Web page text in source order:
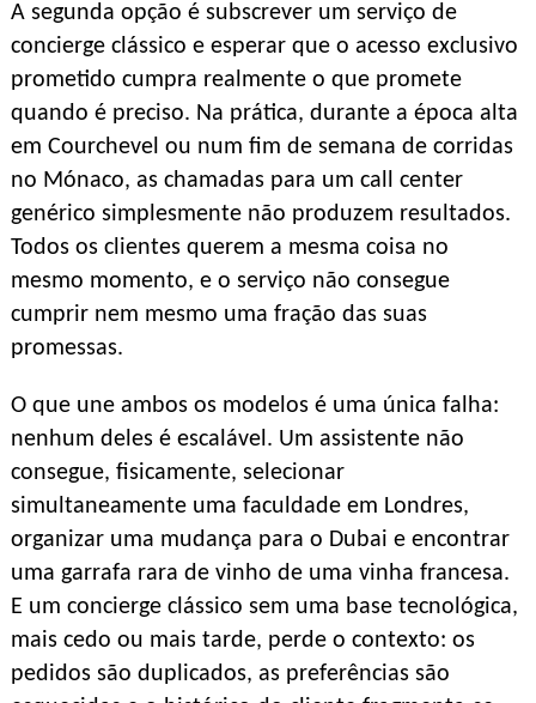
A segunda opção é subscrever um serviço de
concierge clássico e esperar que o acesso exclusivo
prometido cumpra realmente o que promete
quando é preciso. Na prática, durante a época alta
em Courchevel ou num fim de semana de corridas
no Mónaco, as chamadas para um call center
genérico simplesmente não produzem resultados.
Todos os clientes querem a mesma coisa no
mesmo momento, e o serviço não consegue
cumprir nem mesmo uma fração das suas
promessas.
O que une ambos os modelos é uma única falha:
nenhum deles é escalável. Um assistente não
consegue, fisicamente, selecionar
simultaneamente uma faculdade em Londres,
organizar uma mudança para o Dubai e encontrar
uma garrafa rara de vinho de uma vinha francesa.
E um concierge clássico sem uma base tecnológica,
mais cedo ou mais tarde, perde o contexto: os
pedidos são duplicados, as preferências são